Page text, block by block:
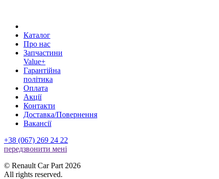
Каталог
Про нас
Запчастини
Value+
Гарантійна
політика
Оплата
Акції
Контакти
Доставка/Повернення
Вакансії
+38 (067) 269 24 22
передзвонити менi
© Renault Car Part 2026
All rights reserved.